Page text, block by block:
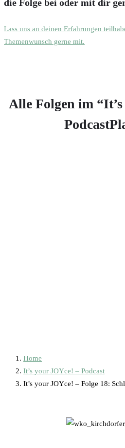
die Folge bei oder mit dir
Lass uns an deinen Erfahrungen
Themenwunsch gerne mit.
Alle Folgen im
Home
It’s your JOYce! – Podcast
It’s your JOYce! – Folge 18: